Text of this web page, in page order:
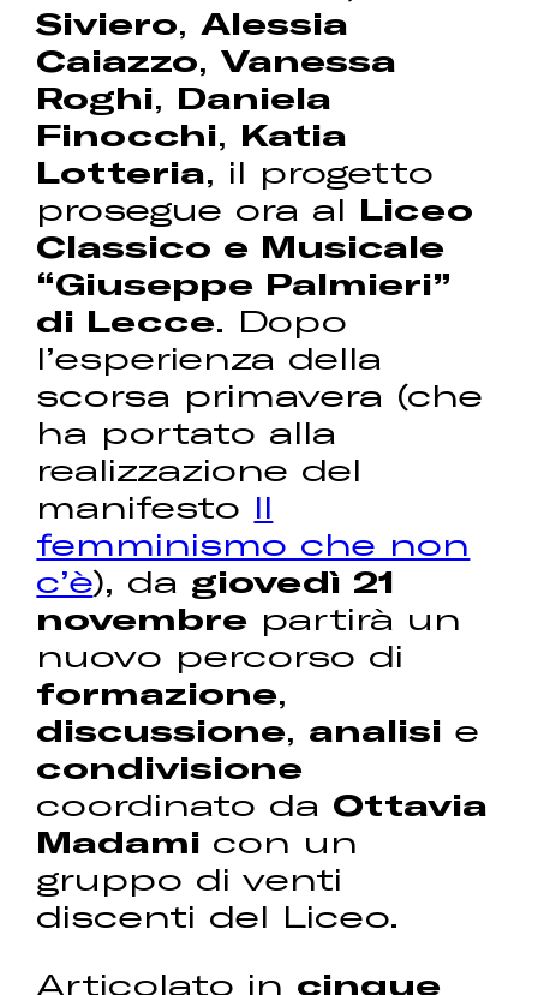
Siviero, Alessia
Caiazzo,Vanessa
Roghi, Daniela
Finocchi, Katia
Lotteria, il progetto
prosegue ora al Liceo
Classico e Musicale
“Giuseppe Palmieri”
di Lecce. Dopo
l’esperienza della
scorsa primavera (che
ha portato alla
realizzazione del
manifesto Il
femminismo che non
c’è), da giovedì 21
novembre partirà un
nuovo percorso di
formazione,
discussione, analisi e
condivisione
coordinato da Ottavia
Madami con un
gruppo di venti
discenti del Liceo.
Articolato in cinque